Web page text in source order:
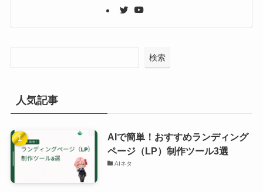
検索
人気記事
AIで簡単！おすすめランディング
ページ（LP）制作ツール3選
AIネタ